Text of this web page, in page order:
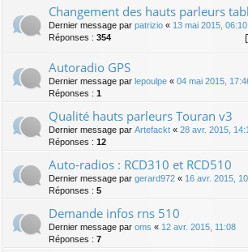
Changement des hauts parleurs
Dernier message par patrizio « 13 mai 2015, 06:10
Réponses : 354
Autoradio GPS
Dernier message par lepoulpe « 04 mai 2015,
Réponses : 1
Qualité hauts parleurs Touran v3
Dernier message par Artefackt « 28 avr. 2015,
Réponses : 12
Auto-radios : RCD310 et RCD510
Dernier message par gerard972 « 16 avr. 2015,
Réponses : 5
Demande infos rns 510
Dernier message par oms « 12 avr. 2015, 11:08
Réponses : 7